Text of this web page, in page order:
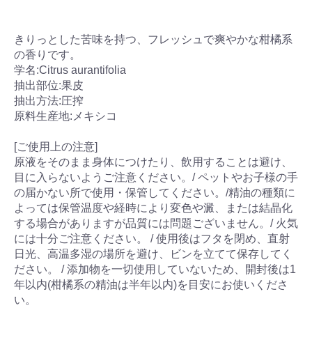
きりっとした苦味を持つ、フレッシュで爽やかな柑橘系
の香りです。
学名:Citrus aurantifolia
抽出部位:果皮
抽出方法:圧搾
原料生産地:メキシコ
[ご使用上の注意]
原液をそのまま身体につけたり、飲用することは避け、
目に入らないようご注意ください。/ ペットやお子様の手
の届かない所で使用・保管してください。/精油の種類に
よっては保管温度や経時により変色や澱、または結晶化
する場合がありますが品質には問題ございません。/ 火気
には十分ご注意ください。 / 使用後はフタを閉め、直射
日光、高温多湿の場所を避け、ビンを立てて保存してく
ださい。 / 添加物を一切使用していないため、開封後は1
年以内(柑橘系の精油は半年以内)を目安にお使いくださ
い。